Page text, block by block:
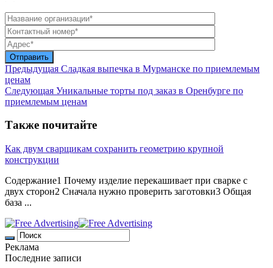
Предыдущая Сладкая выпечка в Мурманске по приемлемым
ценам
Следующая Уникальные торты под заказ в Оренбурге по
приемлемым ценам
Также почитайте
Как двум сварщикам сохранить геометрию крупной
конструкции
Содержание1 Почему изделие перекашивает при сварке с
двух сторон2 Сначала нужно проверить заготовки3 Общая
база ...
Реклама
Последние записи